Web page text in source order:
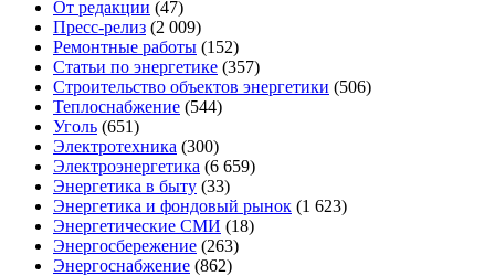
От редакции (47)
Пресс-релиз (2 009)
Ремонтные работы (152)
Статьи по энергетике (357)
Строительство объектов энергетики (506)
Теплоснабжение (544)
Уголь (651)
Электротехника (300)
Электроэнергетика (6 659)
Энергетика в быту (33)
Энергетика и фондовый рынок (1 623)
Энергетические СМИ (18)
Энергосбережение (263)
Энергоснабжение (862)